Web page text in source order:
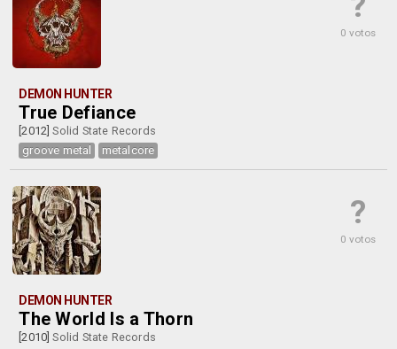
0 votos
DEMON HUNTER
True Defiance
[2012]Solid State Records
groove metal
metalcore
?
0 votos
DEMON HUNTER
The World Is a Thorn
[2010]Solid State Records